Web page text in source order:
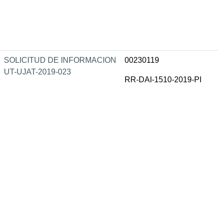
SOLICITUD DE INFORMACION
UT-UJAT-2019-023
00230119
RR-DAI-1510-2019-PI